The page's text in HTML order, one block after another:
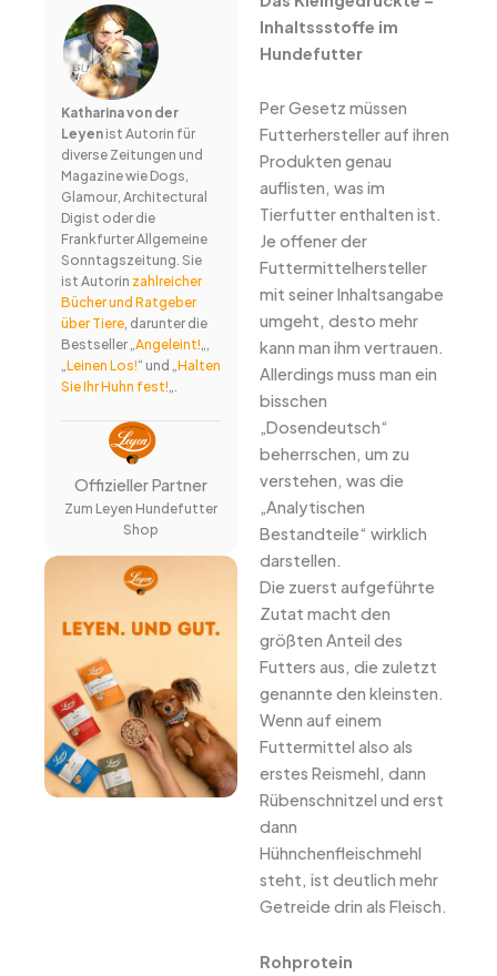
Katharina von der
Leyenist Autorin für
diverse Zeitungen und
Magazine wie Dogs,
Glamour, Architectural
Digist oder die
Frankfurter Allgemeine
Sonntagszeitung. Sie
ist Autorin zahlreicher
Bücher und Ratgeber
über Tiere, darunter die
Bestseller „Angeleint!„,
„Leinen Los!“ und „Halten
Sie Ihr Huhn fest!„.
Offizieller Partner
Zum Leyen Hundefutter
Shop
Inhaltssstoffe im
Hundefutter
Per Gesetz müssen
Futterhersteller auf ihren
Produkten genau
auflisten, was im
Tierfutter enthalten ist.
Je offener der
Futtermittelhersteller
mit seiner Inhaltsangabe
umgeht, desto mehr
kann man ihm vertrauen.
Allerdings muss man ein
bisschen
„Dosendeutsch“
beherrschen, um zu
verstehen, was die
„Analytischen
Bestandteile“ wirklich
darstellen.
Die zuerst aufgeführte
Zutat macht den
größten Anteil des
Futters aus, die zuletzt
genannte den kleinsten.
Wenn auf einem
Futtermittel also als
erstes Reismehl, dann
Rübenschnitzel und erst
dann
Hühnchenfleischmehl
steht, ist deutlich mehr
Getreide drin als Fleisch.
Rohprotein